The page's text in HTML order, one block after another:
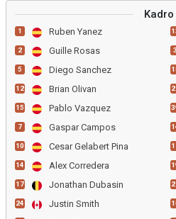
Kadro
1 Ruben Yanez
2 Guille Rosas
5 Diego Sanchez
12 Brian Olivan
15 Pablo Vazquez
7 Gaspar Campos
10 Cesar Gelabert Pina
14 Alex Corredera
17 Jonathan Dubasin
24 Justin Smith
3